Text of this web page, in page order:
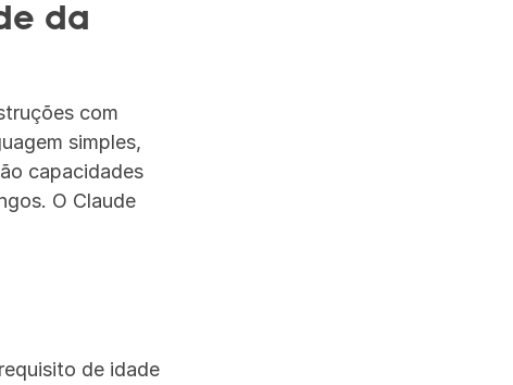
da
com
simples,
capacidades
O Claude
de idade